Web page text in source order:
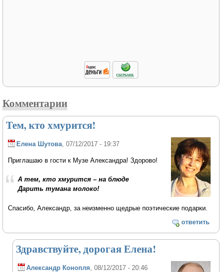
Комментарии
Тем, кто хмурится!
Елена Шутова, 07/12/2017 - 19:37
Приглашаю в гости к Музе Александра! Здорово!
А тем, кто хмурится – на блюде
Дарить тумана молоко!
Спасибо, Александр, за неизменно щедрые поэтические подарки.
ответить
Здравствуйте, дорогая Елена!
Александр Конопля , 08/12/2017 - 20:46